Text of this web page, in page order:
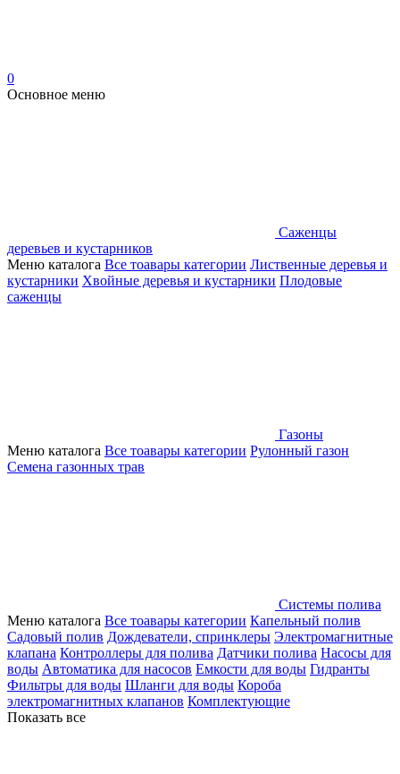
0
Основное меню
Саженцы
деревьев и кустарников
Меню каталога Все тоавары категории Лиственные деревья и
кустарники Хвойные деревья и кустарники Плодовые
саженцы
Газоны
Меню каталога Все тоавары категории Рулонный газон
Семена газонных трав
Системы полива
Меню каталога Все тоавары категории Капельный полив
Садовый полив Дождеватели, спринклеры Электромагнитные
клапана Контроллеры для полива Датчики полива Насосы для
воды Автоматика для насосов Емкости для воды Гидранты
Фильтры для воды Шланги для воды Короба
электромагнитных клапанов Комплектующие
Показать все